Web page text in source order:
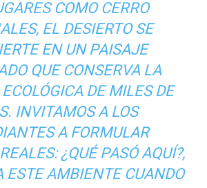
COMO CERRO
EL DESIERTO SE
EN UN PAISAJE
QUE CONSERVA LA
DE MILES DE
INVITAMOS A LOS
A FORMULAR
¿QUÉ PASÓ AQUÍ?,
ESTE AMBIENTE CUANDO